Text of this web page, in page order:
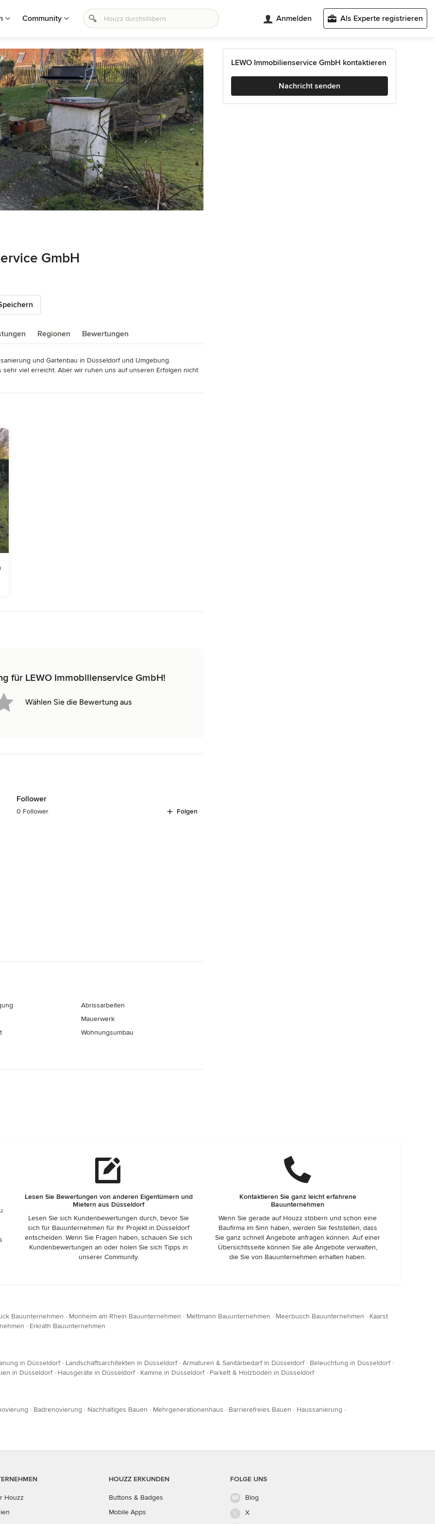
Community Anmelden Als Experte registrieren
GmbH
Regionen Bewertungen
und Gartenbau in Düsseldorf und Umgebung.
viel erreicht. Aber wir ruhen uns auf unseren Erfolgen nicht
und umsetzen. Wir kennen auch die enorme Auswahl an
stehen. Seit sehr langer Zeit haben wir Kontakt mit den
verpflichtet Sie zunächst zu nichts, und es kann dann im
finden werden.
uns kurze Bauzeiten, eine hohe Flexibilität sowie die
Schönenkamp 2A 40599 Düsseldorf Handelsregister: HRB
die Geschäftsführer: Behar Rashica Mirko Lakomy Kontakt
Betriebshaftpflichtversicherung Name und Sitz des
für LEWO Immobilienservice GmbH!
Wählen Sie die Bewertung aus
Follower
0 Follower Folgen
Abrissarbeiten
Mauerwerk
Wohnungsumbau
LEWO Immobilienservice GmbH kontaktieren
Nachricht senden
Lesen Sie Bewertungen von anderen Eigentümern und
Mietern aus Düsseldorf
Lesen Sie sich Kundenbewertungen durch, bevor Sie
sich für Bauunternehmen für Ihr Projekt in Düsseldorf
entscheiden. Wenn Sie Fragen haben, schauen Sie sich
Kundenbewertungen an oder holen Sie sich Tipps in
unserer Community.
Kontaktieren Sie ganz leicht erfahrene
Bauunternehmen
Wenn Sie gerade auf Houzz stöbern und schon eine
Baufirma im Sinn haben, werden Sie feststellen, dass
Sie ganz schnell Angebote anfragen können. Auf einer
Übersichtsseite können Sie alle Angebote verwalten,
die Sie von Bauunternehmen erhalten haben.
Bauunternehmen · Monheim am Rhein Bauunternehmen · Mettmann Bauunternehmen · Meerbusch Bauunternehmen · Kaarst
· Erkrath Bauunternehmen
in Düsseldorf· Landschaftsarchitekten in Düsseldorf· Armaturen & Sanitärbedarf in Düsseldorf· Beleuchtung in Düsseldorf·
in Düsseldorf· Hausgeräte in Düsseldorf· Kamine in Düsseldorf· Parkett & Holzböden in Düsseldorf
· Badrenovierung · Nachhaltiges Bauen · Mehrgenerationenhaus · Barrierefreies Bauen · Haussanierung ·
Houzz
HOUZZ ERKUNDEN
Buttons & Badges
Mobile Apps
FOLGE UNS
Blog
X